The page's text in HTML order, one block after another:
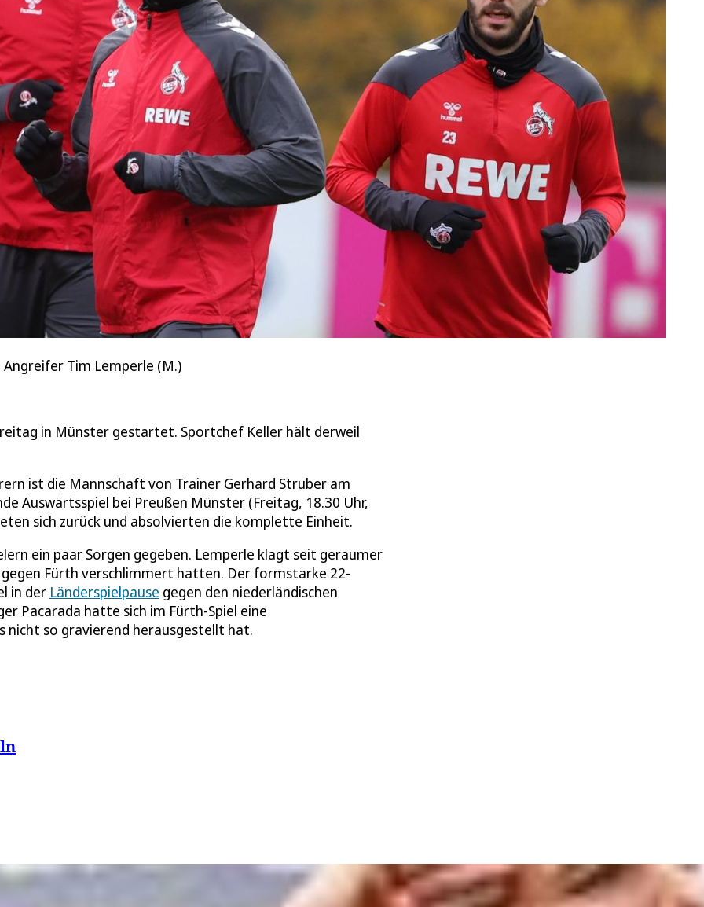
Tim Lemperle (M.)
in Münster gestartet. Sportchef Keller hält derweil
ist die Mannschaft von Trainer Gerhard Struber am
Auswärtsspiel bei Preußen Münster (Freitag, 18.30 Uhr,
sich zurück und absolvierten die komplette Einheit.
ein paar Sorgen gegeben. Lemperle klagt seit geraumer
gegen Fürth verschlimmert hatten. Der formstarke 22-
in der Länderspielpause gegen den niederländischen
Pacarada hatte sich im Fürth-Spiel eine
nicht so gravierend herausgestellt hat.